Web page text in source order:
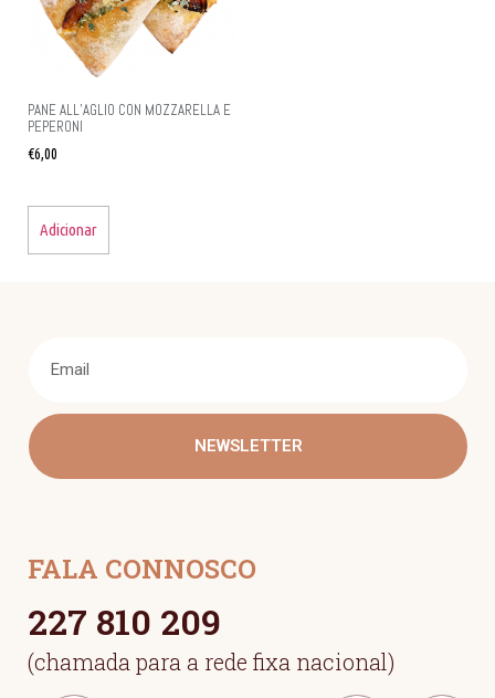
PANE ALL’AGLIO CON MOZZARELLA E
PEPERONI
€6,00
Adicionar
NEWSLETTER
FALA CONNOSCO
227 810 209
(chamada para a rede fixa nacional)